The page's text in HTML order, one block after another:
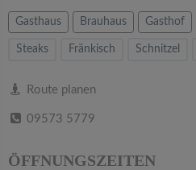
Gasthaus Brauhaus Gasthof
Steaks Fränkisch Schnitzel
Route planen
09573 5779
ÖFFNUNGSZEITEN
v
g
a